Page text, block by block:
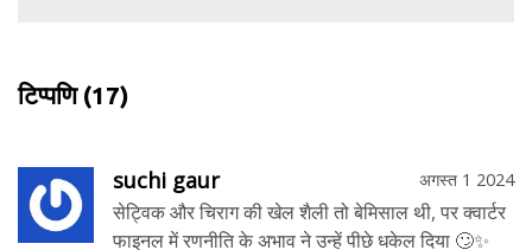
टिप्पणि (17)
suchi gaur अगस्त 1 2024
सेट्विक और चिराग की खेल शैली तो बेमिसाल थी, पर क्वार्टर
फाइनल में रणनीति के अभाव ने उन्हें पीछे धकेल दिया 🙄✨